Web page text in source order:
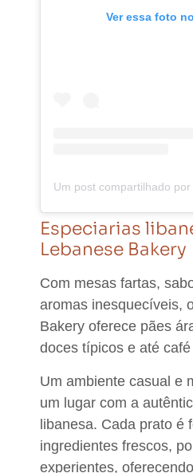
Ver essa foto
Especiarias
Lebanese Bakery
Com mesas fartas,
aromas inesquecíveis,
Bakery oferece pães
doces típicos e até
Um ambiente casual e
um lugar com a
libanesa. Cada prato é
ingredientes frescos,
experientes,